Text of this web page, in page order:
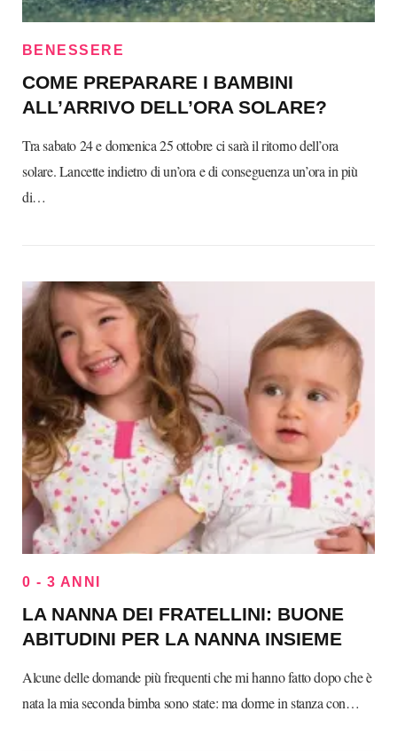
BENESSERE
COME PREPARARE I BAMBINI
ALL’ARRIVO DELL’ORA SOLARE?
Tra sabato 24 e domenica 25 ottobre ci sarà il ritorno dell’ora
solare. Lancette indietro di un’ora e di conseguenza un’ora in più
di…
0 - 3 ANNI
LA NANNA DEI FRATELLINI: BUONE
ABITUDINI PER LA NANNA INSIEME
Alcune delle domande più frequenti che mi hanno fatto dopo che è
nata la mia seconda bimba sono state: ma dorme in stanza con…